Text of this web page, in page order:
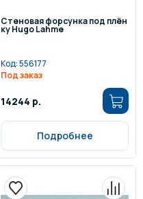
Стеновая форсунка под плён
ку Hugo Lahme
Код:556177
Под заказ
14244 р.
Подробнее